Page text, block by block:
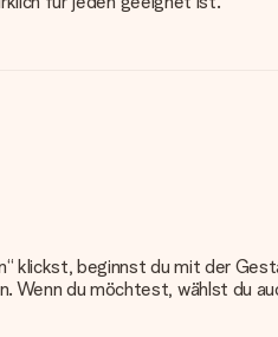
klickst, beginnst du mit der
du möchtest, wählst du